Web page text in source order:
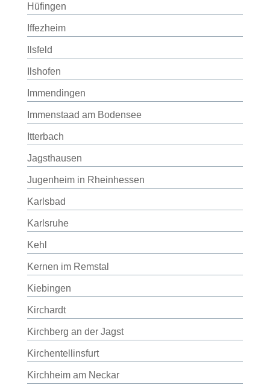
Hüfingen
Iffezheim
Ilsfeld
Ilshofen
Immendingen
Immenstaad am Bodensee
Itterbach
Jagsthausen
Jugenheim in Rheinhessen
Karlsbad
Karlsruhe
Kehl
Kernen im Remstal
Kiebingen
Kirchardt
Kirchberg an der Jagst
Kirchentellinsfurt
Kirchheim am Neckar